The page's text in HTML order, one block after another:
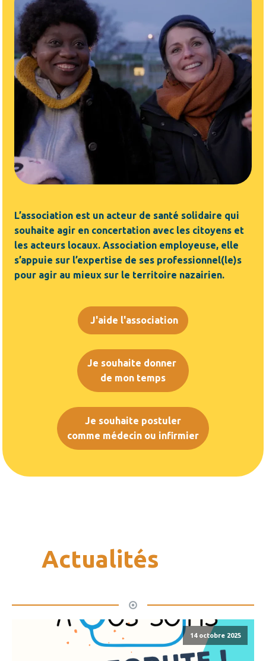
L’association est un acteur de santé solidaire qui
souhaite agir en concertation avec les citoyens et
les acteurs locaux. Association employeuse, elle
s’appuie sur l’expertise de ses professionnel(le)s
pour agir au mieux sur le territoire nazairien.
J'aide l'association
Je souhaite donner
de mon temps
Je souhaite postuler
comme médecin ou infirmier
Actualités
14 octobre 2025